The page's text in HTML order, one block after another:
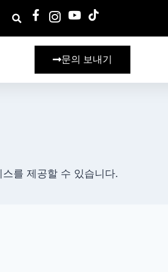
문의 보내기
를 제공할 수 있습니다.